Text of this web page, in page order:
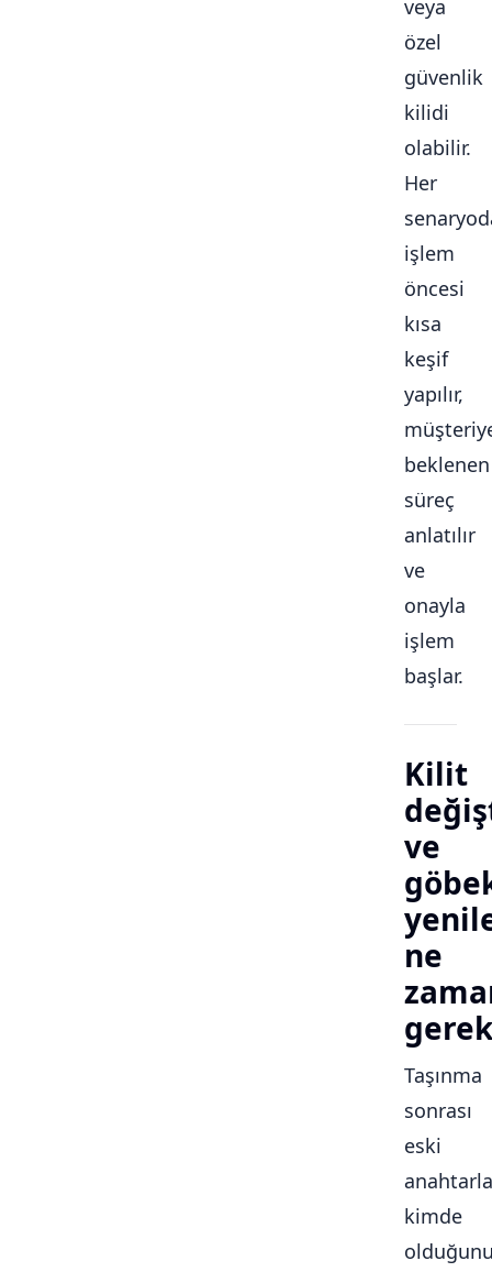
veya
özel
güvenlik
kilidi
olabilir.
Her
işlem
öncesi
kısa
keşif
yapılır,
beklenen
süreç
anlatılır
ve
onayla
işlem
başlar.
Kilit
ve
ne
Taşınma
sonrası
eski
kimde